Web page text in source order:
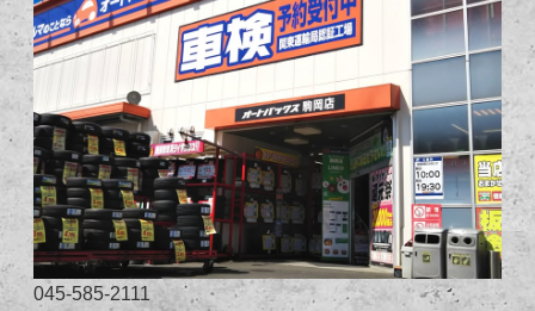
045-585-2111